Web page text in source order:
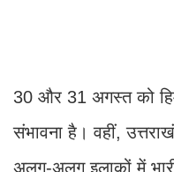
30 और 31 अगस्त को
संभावना है। वहीं,
अलग-अलग इलाकों में